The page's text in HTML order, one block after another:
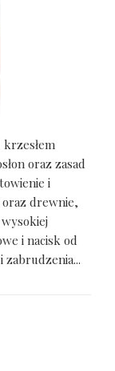
oraz zasad
i
drewnie,
i nacisk od
zabrudzenia...